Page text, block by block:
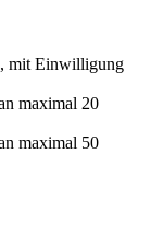
mit Einwilligung
maximal 20
maximal 50